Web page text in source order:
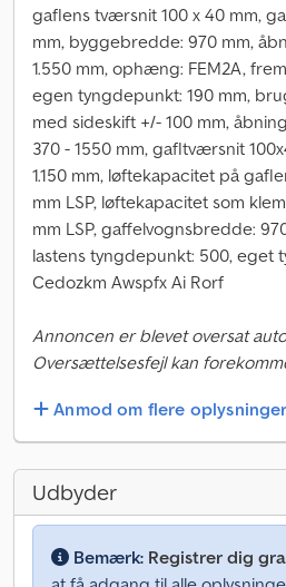
gaflens tværsnit 100 x 40 mm,
mm, byggebredde: 970 mm,
1.550 mm, ophæng: FEM2A,
egen tyngdepunkt: 190 mm,
med sideskift +/- 100 mm,
370 - 1550 mm, gafltværsnit
1.150 mm, løftekapacitet på
mm LSP, løftekapacitet som
mm LSP, gaffelvognsbredde:
lastens tyngdepunkt: 500, eget
Cedozkm Awspfx Ai Rorf
Annoncen er blevet oversat
Oversættelsesfejl kan
Anmod om flere oplysninger
Udbyder
Bemærk: Registrer dig